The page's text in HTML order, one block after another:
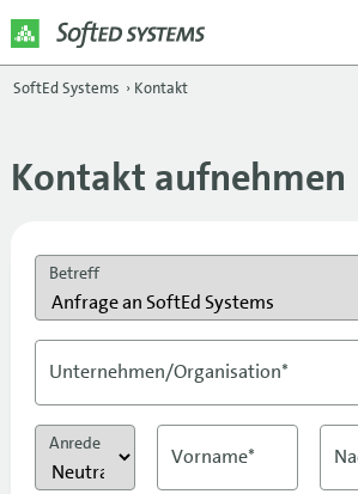
SoftEd Systems › Kontakt
Kontakt aufnehmen
Betreff
Unternehmen/Organisation*
Anrede
Vorname*